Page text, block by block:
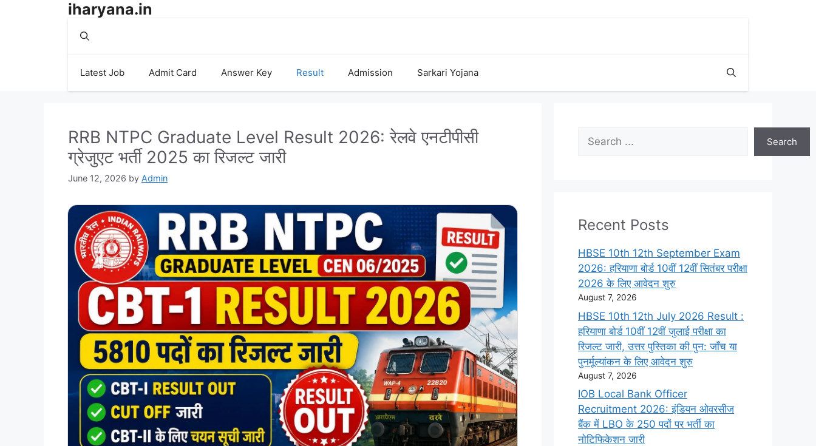
iharyana.in
Latest Job Admit Card Answer Key Result Admission Sarkari Yojana
RRB NTPC Graduate Level Result 2026: रेलवे एनटीपीसी
ग्रेजुएट भर्ती 2025 का रिजल्ट जारी
June 12, 2026 by Admin
Search
Search
Recent Posts
HBSE 10th 12th September Exam
2026: हरियाणा बोर्ड 10वीं 12वीं सितंबर परीक्षा
2026 के लिए आवेदन शुरु
August 7, 2026
HBSE 10th 12th July 2026 Result :
हरियाणा बोर्ड 10वीं 12वीं जुलाई परीक्षा का
रिजल्ट जारी, उत्तर पुस्तिका की पुन: जाँच या
पुनर्मूल्यांकन के लिए आवेदन शुरु
August 7, 2026
IOB Local Bank Officer
Recruitment 2026: इंडियन ओवरसीज
बैंक में LBO के 250 पदों पर भर्ती का
नोटिफिकेशन जारी